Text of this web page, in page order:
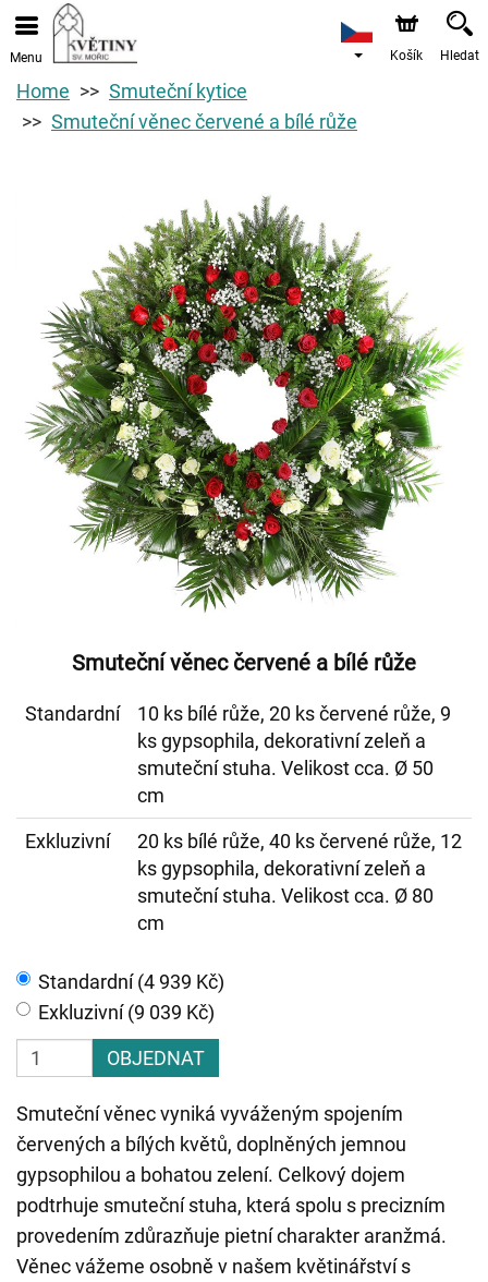
Menu Košík Hledat
Home
Smuteční kytice
Smuteční věnec červené a bílé růže
Smuteční věnec červené a bílé růže
Standardní
10 ks bílé růže, 20 ks červené růže, 9
ks gypsophila, dekorativní zeleň a
smuteční stuha. Velikost cca. Ø 50
cm
Exkluzivní
20 ks bílé růže, 40 ks červené růže, 12
ks gypsophila, dekorativní zeleň a
smuteční stuha. Velikost cca. Ø 80
cm
Standardní (4 939 Kč)
Exkluzivní (9 039 Kč)
OBJEDNAT
Smuteční věnec vyniká vyváženým spojením
červených a bílých květů, doplněných jemnou
gypsophilou a bohatou zelení. Celkový dojem
podtrhuje smuteční stuha, která spolu s precizním
provedením zdůrazňuje pietní charakter aranžmá.
Věnec vážeme osobně v našem květinářství s